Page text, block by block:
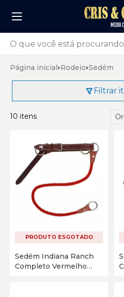
Página inicial Rodeio Sedém
Filtrar
10 itens
PRODUTO ESGOTADO
Sedém Indiana Ranch
Completo Vermelho